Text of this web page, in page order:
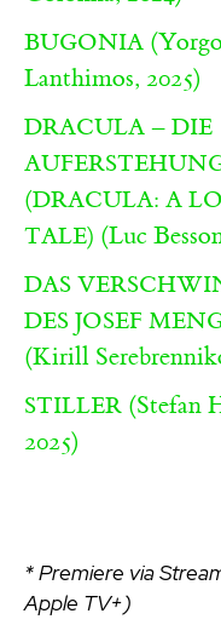
BUGONIA
Lanthimos, 2025)
DRACULA – DIE
(DRACULA: A
TALE) (Luc
DAS
DES JOSEF
(Kirill
STILLER (Stefan
2025)
* Premiere via
Apple TV+)